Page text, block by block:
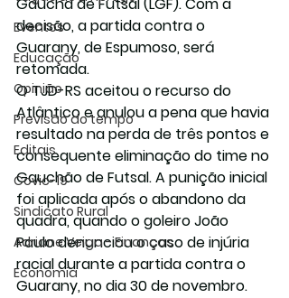
Eventos
Educação
Opinião
Previsão do tempo
Editais
Covic-19
Sindicato Rural
Adriane Veiga - Finanças
Economia
decisão, a partida contra o
Guarany, de Espumoso, será
retomada.
O TJD-RS aceitou o recurso do
Atlântico e anulou a pena que havia
resultado na perda de três pontos e
consequente eliminação do time no
Gauchão de Futsal. A punição inicial
foi aplicada após o abandono da
quadra, quando o goleiro João
Paulo denunciou o caso de injúria
racial durante a partida contra o
Guarany, no dia 30 de novembro.